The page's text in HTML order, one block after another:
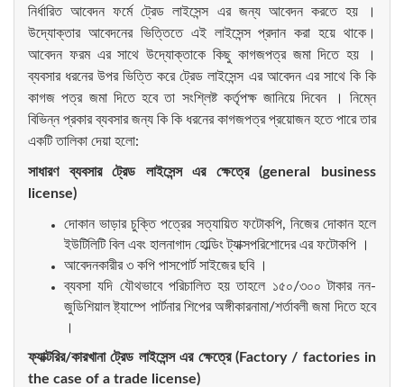
নির্ধারিত আবেদন ফর্মে ট্রেড লাইসেন্স এর জন্য আবেদন করতে হয় ।
উদ্যোক্তার আবেদনের ভিত্তিতে এই লাইসেন্স প্রদান করা হয়ে থাকে।
আবেদন ফরম এর সাথে উদ্যোক্তাকে কিছু কাগজপত্র জমা দিতে হয় ।
ব্যবসার ধরনের উপর ভিত্তি করে ট্রেড লাইসেন্স এর আবেদন এর সাথে কি কি
কাগজ পত্র জমা দিতে হবে তা সংশ্লিষ্ট কর্তৃপক্ষ জানিয়ে দিবেন । নিম্নে
বিভিন্ন প্রকার ব্যবসার জন্য কি কি ধরনের কাগজপত্র প্রয়োজন হতে পারে তার
একটি তালিকা দেয়া হলো:
সাধারণ ব্যবসার ট্রেড লাইসেন্স এর ক্ষেত্রে(general business
license)
দোকান ভাড়ার চুক্তি পত্রের সত্যায়িত ফটোকপি, নিজের দোকান হলে
ইউটিলিটি বিল এবং হালনাগাদ হোল্ডিং ট্যাক্সপরিশোদের এর ফটোকপি ।
আবেদনকারীর ৩ কপি পাসপোর্ট সাইজের ছবি ।
ব্যবসা যদি যৌথভাবে পরিচালিত হয় তাহলে ১৫০/৩০০ টাকার নন-
জুডিশিয়াল ষ্ট্যাম্পে পার্টনার শিপের অঙ্গীকারনামা/শর্তাবলী জমা দিতে হবে
।
ফ্যাক্টরির/কারখানা ট্রেড লাইসেন্স এর ক্ষেত্রে(Factory / factories in
the case of a trade license)